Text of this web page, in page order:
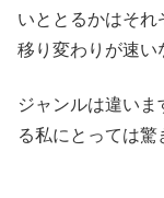
いととるかはそれ
移り変わりが速い
ジャンルは違い
る私にとっては驚